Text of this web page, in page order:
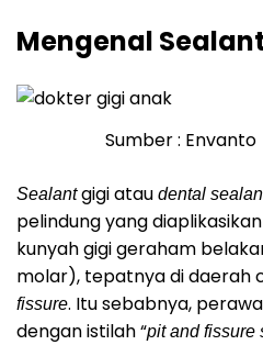
Mengenal
Sumber : Envanto
Sealantgigi atau dental
pelindung yang
kunyah gigi geraham
molar), tepatnya di daerah
fissure. Itu sebabnya,
dengan istilah “pit and fissure